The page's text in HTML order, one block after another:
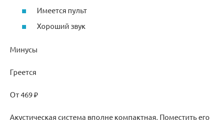
Имеется пульт
Хороший звук
Минусы
Греется
От 469 ₽
Акустическая система вполне компактная. Поместить его